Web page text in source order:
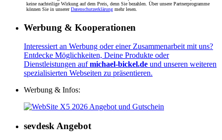
keine nachteilige Wirkung auf dem Preis, denn Sie bezahlen. Über unsere Partnerprogramme
können Sie in unsererDatenschutzerklärung mehr lesen.
Werbung & Kooperationen
Interessiert an Werbung oder einer Zusammenarbeit mit uns?
Entdecke Möglichkeiten, Deine Produkte oder
Dienstleistungen aufmichael-bickel.de und unseren weiteren
spezialisierten Webseiten zu präsentieren.
Werbung & Infos:
sevdesk Angebot